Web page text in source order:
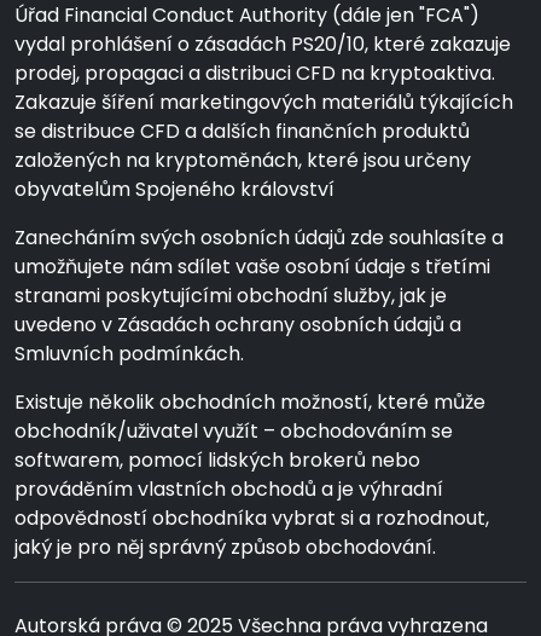
Úřad Financial Conduct Authority (dále jen "FCA")
vydal prohlášení o zásadách PS20/10, které zakazuje
prodej, propagaci a distribuci CFD na kryptoaktiva.
Zakazuje šíření marketingových materiálů týkajících
se distribuce CFD a dalších finančních produktů
založených na kryptoměnách, které jsou určeny
obyvatelům Spojeného království
Zanecháním svých osobních údajů zde souhlasíte a
umožňujete nám sdílet vaše osobní údaje s třetími
stranami poskytujícími obchodní služby, jak je
uvedeno v Zásadách ochrany osobních údajů a
Smluvních podmínkách.
Existuje několik obchodních možností, které může
obchodník/uživatel využít – obchodováním se
softwarem, pomocí lidských brokerů nebo
prováděním vlastních obchodů a je výhradní
odpovědností obchodníka vybrat si a rozhodnout,
jaký je pro něj správný způsob obchodování.
Autorská práva © 2025 Všechna práva vyhrazena